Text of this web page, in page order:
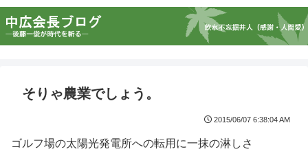
そりゃ農業でしょう。
2015/06/07 6:38:04 AM
ゴルフ場の太陽光発電所への転用に一抹の淋しさ